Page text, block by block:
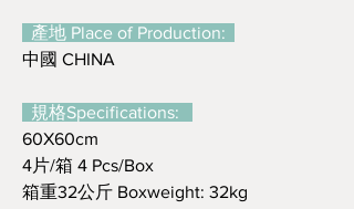
產地 Place of Production:
中國 CHINA
規格Specifications:
60X60cm
4片/箱 4 Pcs/Box
箱重32公斤 Boxweight: 32kg